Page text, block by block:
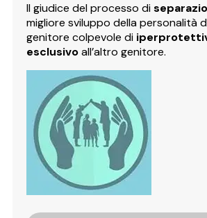
Il giudice del processo di
migliore sviluppo della personalità
genitore colpevole di
esclusivoall’altro genitore.